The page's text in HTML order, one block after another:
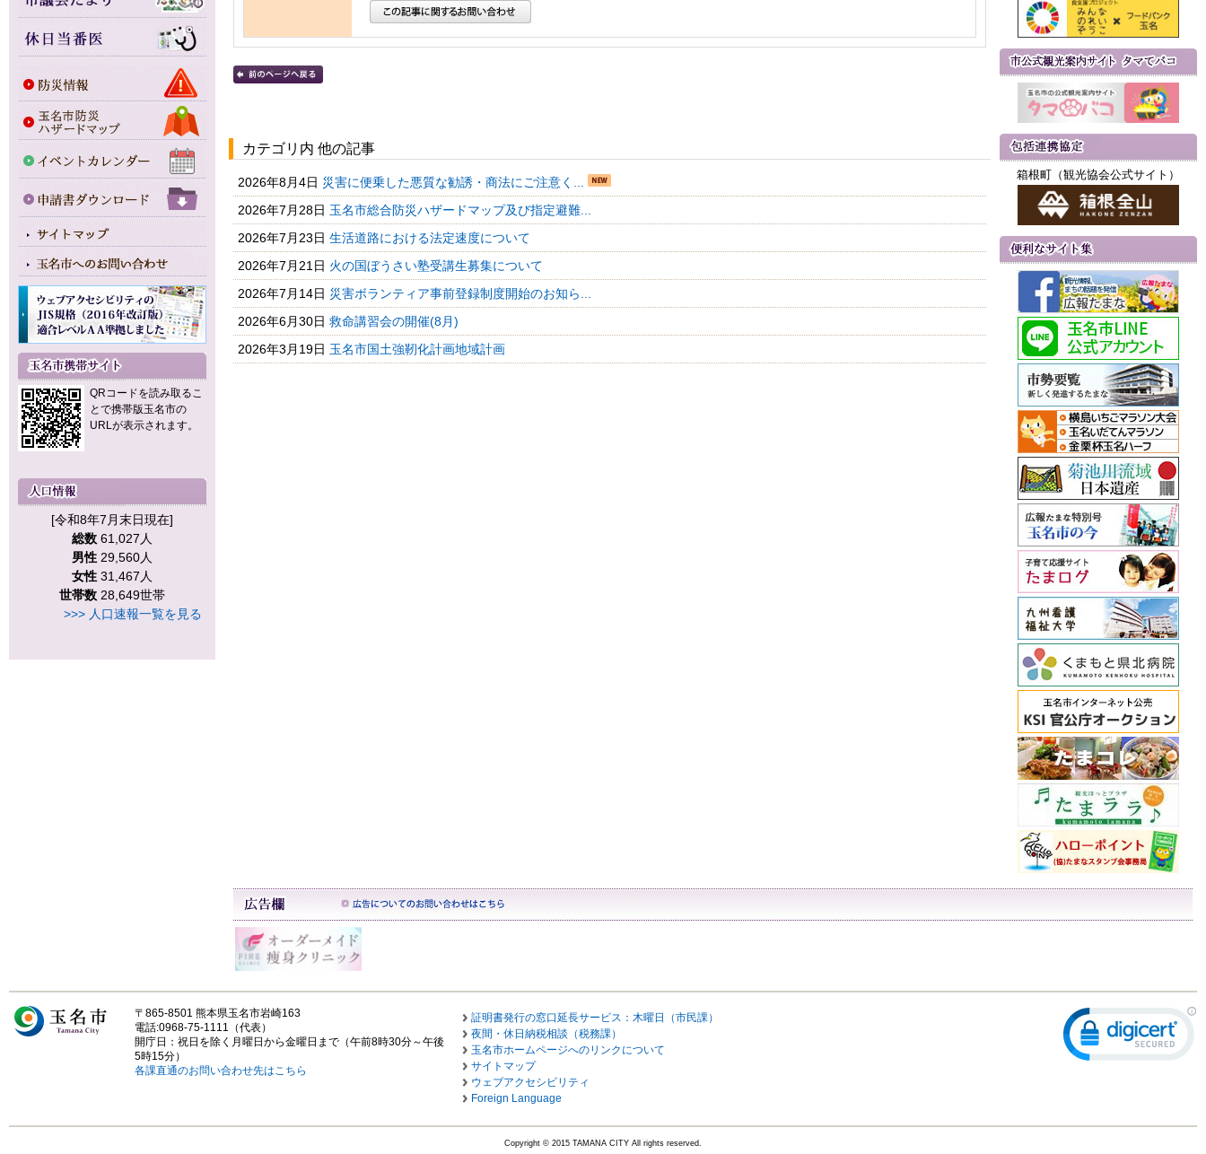
QRコードを読み取るこ
とで携帯版玉名市の
URLが表示されます。
[令和8年7月末日現在]
総数 61,027人
男性 29,560人
女性 31,467人
世帯数 28,649世帯
>>> 人口速報一覧を見る
カテゴリ内 他の記事
2026年8月4日 災害に便乗した悪質な勧誘・商法にご注意く...
2026年7月28日 玉名市総合防災ハザードマップ及び指定避難...
2026年7月23日 生活道路における法定速度について
2026年7月21日 火の国ぼうさい塾受講生募集について
2026年7月14日 災害ボランティア事前登録制度開始のお知ら...
2026年6月30日 救命講習会の開催(8月)
2026年3月19日 玉名市国土強靭化計画地域計画
箱根町（観光協会公式サイト）
〒865-8501 熊本県玉名市岩崎163
電話:0968-75-1111（代表）
開庁日：祝日を除く月曜日から金曜日まで（午前8時30分～午後
5時15分）
各課直通のお問い合わせ先はこちら
証明書発行の窓口延長サービス：木曜日（市民課）
夜間・休日納税相談（税務課）
玉名市ホームページへのリンクについて
サイトマップ
ウェブアクセシビリティ
Foreign Language
Copyright © 2015 TAMANA CITY All rights reserved.